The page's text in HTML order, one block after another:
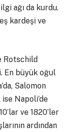
ağı da kurdu.
kardeşi ve
Rotschild
En büyük oğul
Salomon
ise Napoli’de
ve 1820’ler
ardından